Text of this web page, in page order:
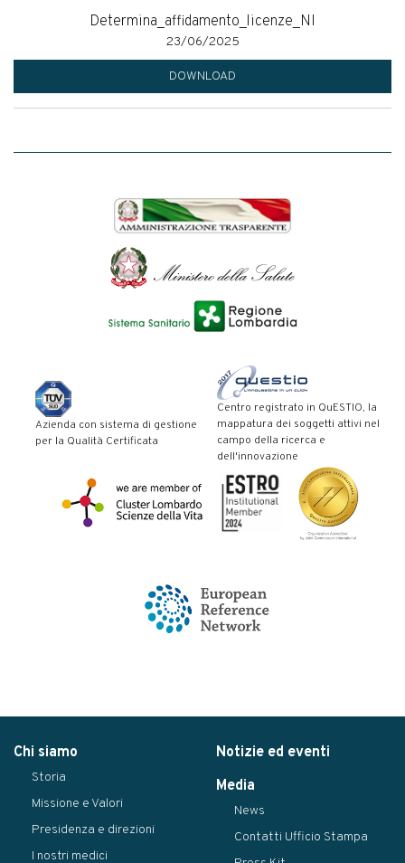
Determina_affidamento_licenze_NI
23/06/2025
DOWNLOAD
Azienda con sistema di gestione
per la Qualità Certificata
Centro registrato in QuESTIO, la
mappatura dei soggetti attivi nel
campo della ricerca e
dell'innovazione
Chi siamo
Storia
Missione e Valori
Presidenza e direzioni
I nostri medici
Notizie ed eventi
Media
News
Contatti Ufficio Stampa